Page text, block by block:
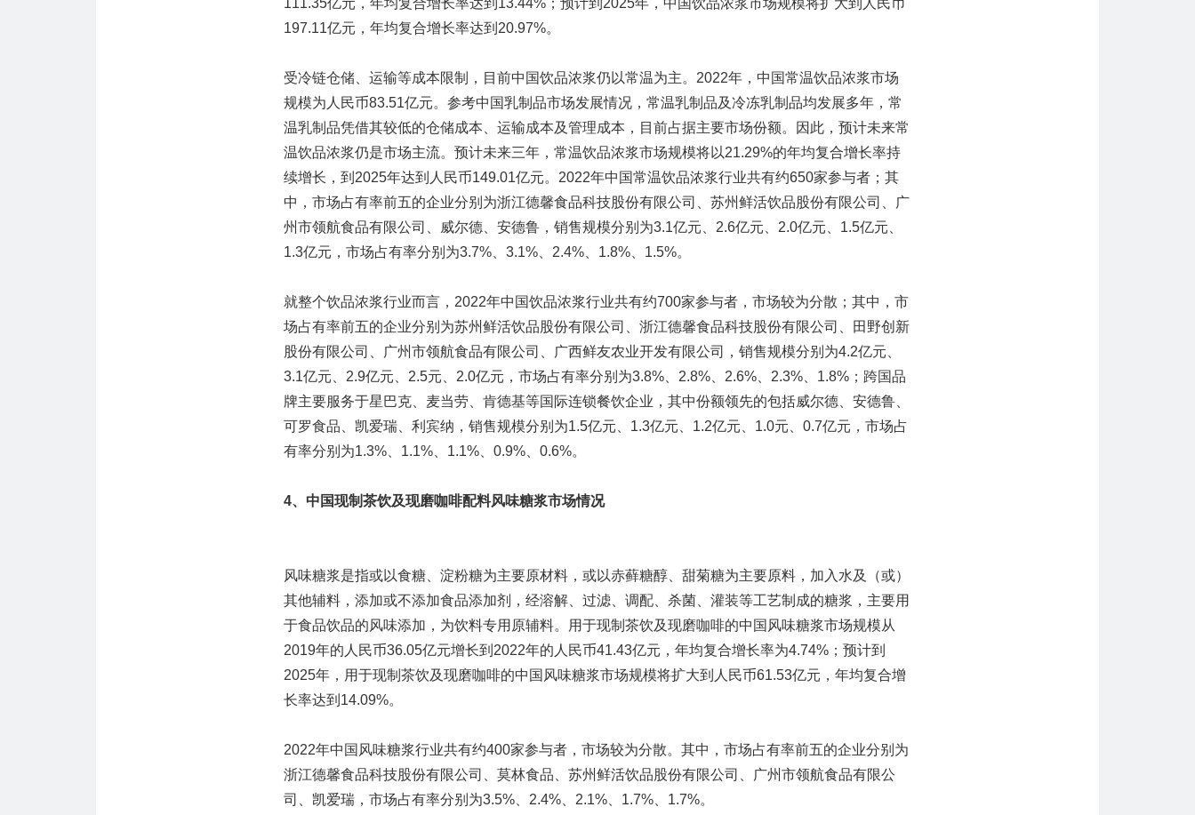
197.11亿元，年均复合增长率达到20.97%。
受冷链仓储、运输等成本限制，目前中国饮品浓浆仍以常温为主。2022年，中国常温饮品浓浆市场
规模为人民币83.51亿元。参考中国乳制品市场发展情况，常温乳制品及冷冻乳制品均发展多年，常
温乳制品凭借其较低的仓储成本、运输成本及管理成本，目前占据主要市场份额。因此，预计未来常
温饮品浓浆仍是市场主流。预计未来三年，常温饮品浓浆市场规模将以21.29%的年均复合增长率持
续增长，到2025年达到人民币149.01亿元。2022年中国常温饮品浓浆行业共有约650家参与者；其
中，市场占有率前五的企业分别为浙江德馨食品科技股份有限公司、苏州鲜活饮品股份有限公司、广
州市领航食品有限公司、威尔德、安德鲁，销售规模分别为3.1亿元、2.6亿元、2.0亿元、1.5亿元、
1.3亿元，市场占有率分别为3.7%、3.1%、2.4%、1.8%、1.5%。
就整个饮品浓浆行业而言，2022年中国饮品浓浆行业共有约700家参与者，市场较为分散；其中，市
场占有率前五的企业分别为苏州鲜活饮品股份有限公司、浙江德馨食品科技股份有限公司、田野创新
股份有限公司、广州市领航食品有限公司、广西鲜友农业开发有限公司，销售规模分别为4.2亿元、
3.1亿元、2.9亿元、2.5元、2.0亿元，市场占有率分别为3.8%、2.8%、2.6%、2.3%、1.8%；跨国品
牌主要服务于星巴克、麦当劳、肯德基等国际连锁餐饮企业，其中份额领先的包括威尔德、安德鲁、
可罗食品、凯爱瑞、利宾纳，销售规模分别为1.5亿元、1.3亿元、1.2亿元、1.0元、0.7亿元，市场占
有率分别为1.3%、1.1%、1.1%、0.9%、0.6%。
4、中国现制茶饮及现磨咖啡配料风味糖浆市场情况
风味糖浆是指或以食糖、淀粉糖为主要原材料，或以赤藓糖醇、甜菊糖为主要原料，加入水及（或）
其他辅料，添加或不添加食品添加剂，经溶解、过滤、调配、杀菌、灌装等工艺制成的糖浆，主要用
于食品饮品的风味添加，为饮料专用原辅料。用于现制茶饮及现磨咖啡的中国风味糖浆市场规模从
2019年的人民币36.05亿元增长到2022年的人民币41.43亿元，年均复合增长率为4.74%；预计到
2025年，用于现制茶饮及现磨咖啡的中国风味糖浆市场规模将扩大到人民币61.53亿元，年均复合增
长率达到14.09%。
2022年中国风味糖浆行业共有约400家参与者，市场较为分散。其中，市场占有率前五的企业分别为
浙江德馨食品科技股份有限公司、莫林食品、苏州鲜活饮品股份有限公司、广州市领航食品有限公
司、凯爱瑞，市场占有率分别为3.5%、2.4%、2.1%、1.7%、1.7%。